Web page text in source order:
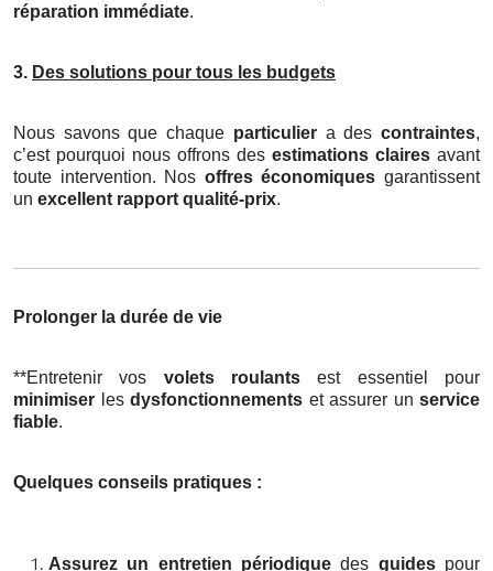
réparation immédiate.
3. Des solutions pour tous les budgets
Nous savons que chaque particuliera descontraintes,
c’est pourquoi nous offrons des estimations claires avant
toute intervention. Nos offres économiques garantissent
un excellent rapport qualité-prix.
Prolonger la durée de vie
**Entretenir vos volets roulants est essentiel pour
minimiser les dysfonctionnements et assurer un service
fiable.
Quelques conseils pratiques :
Assurez un entretien périodique des guidespour